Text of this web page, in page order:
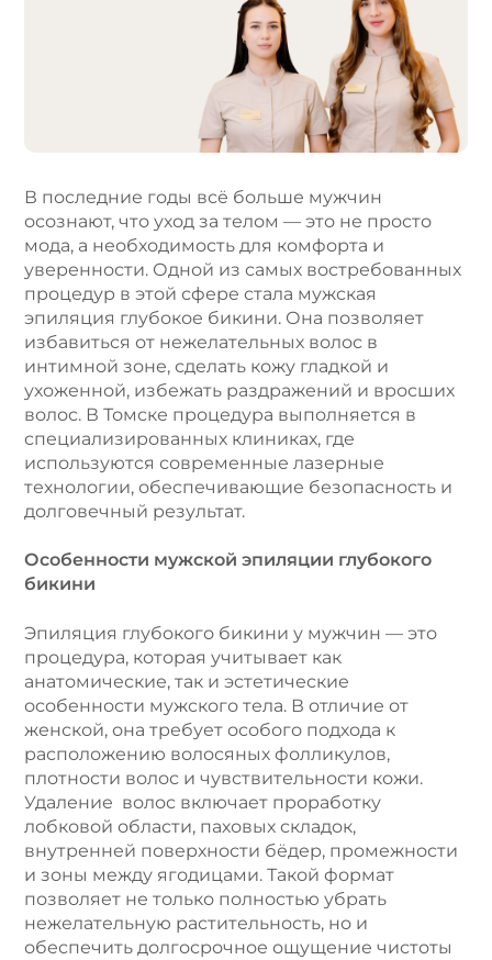
:
В последние годы всё больше мужчин
осознают, что уход за телом — это не просто
мода, а необходимость для комфорта и
уверенности. Одной из самых востребованных
процедур в этой сфере стала мужская
эпиляция глубокое бикини. Она позволяет
избавиться от нежелательных волос в
интимной зоне, сделать кожу гладкой и
ухоженной, избежать раздражений и вросших
волос. В Томске процедура выполняется в
специализированных клиниках, где
используются современные лазерные
технологии, обеспечивающие безопасность и
долговечный результат.
Особенности мужской эпиляции глубокого
бикини
Эпиляция глубокого бикини у мужчин — это
процедура, которая учитывает как
анатомические, так и эстетические
особенности мужского тела. В отличие от
женской, она требует особого подхода к
расположению волосяных фолликулов,
плотности волос и чувствительности кожи.
Удаление волос включает проработку
лобковой области, паховых складок,
внутренней поверхности бёдер, промежности
и зоны между ягодицами. Такой формат
позволяет не только полностью убрать
нежелательную растительность, но и
обеспечить долгосрочное ощущение чистоты